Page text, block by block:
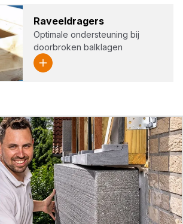
Raveel­dra­gers
Optimale ondersteuning bij
doorbroken balklagen